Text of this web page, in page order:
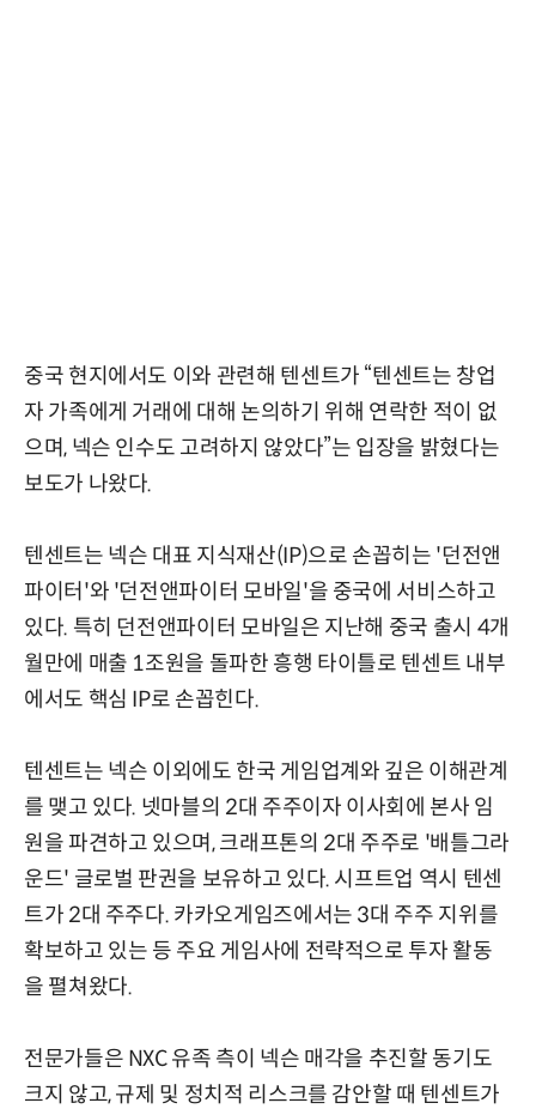
중국 현지에서도 이와 관련해 텐센트가 “텐센트는 창업
자 가족에게 거래에 대해 논의하기 위해 연락한 적이 없
으며, 넥슨 인수도 고려하지 않았다”는 입장을 밝혔다는
보도가 나왔다.
텐센트는 넥슨 대표 지식재산(IP)으로 손꼽히는 '던전앤
파이터'와 '던전앤파이터 모바일'을 중국에 서비스하고
있다. 특히 던전앤파이터 모바일은 지난해 중국 출시 4개
월만에 매출 1조원을 돌파한 흥행 타이틀로 텐센트 내부
에서도 핵심 IP로 손꼽힌다.
텐센트는 넥슨 이외에도 한국 게임업계와 깊은 이해관계
를 맺고 있다. 넷마블의 2대 주주이자 이사회에 본사 임
원을 파견하고 있으며, 크래프톤의 2대 주주로 '배틀그라
운드' 글로벌 판권을 보유하고 있다. 시프트업 역시 텐센
트가 2대 주주다. 카카오게임즈에서는 3대 주주 지위를
확보하고 있는 등 주요 게임사에 전략적으로 투자 활동
을 펼쳐왔다.
전문가들은 NXC 유족 측이 넥슨 매각을 추진할 동기도
크지 않고, 규제 및 정치적 리스크를 감안할 때 텐센트가